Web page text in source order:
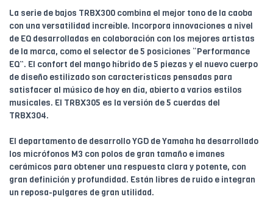
La serie de bajos TRBX300 combina el mejor tono de la caoba
con una versatilidad increíble. Incorpora innovaciones a nivel
de EQ desarrolladas en colaboración con los mejores artistas
de la marca, como el selector de 5 posiciones “Performance
EQ”. El confort del mango híbrido de 5 piezas y el nuevo cuerpo
de diseño estilizado son características pensadas para
satisfacer al músico de hoy en día, abierto a varios estilos
musicales. El TRBX305 es la versión de 5 cuerdas del
TRBX304.
El departamento de desarrollo YGD de Yamaha ha desarrollado
los micrófonos M3 con polos de gran tamaño e imanes
cerámicos para obtener una respuesta clara y potente, con
gran definición y profundidad. Están libres de ruido e integran
un reposa-pulgares de gran utilidad.